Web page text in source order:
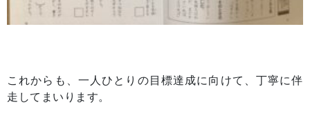
これからも、一人ひとりの目標達成に向けて、丁寧に伴
走してまいります。